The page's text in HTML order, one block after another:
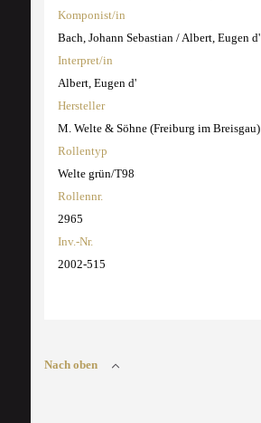
Komponist/in
Bach, Johann Sebastian / Albert, Eugen d'
Interpret/in
Albert, Eugen d'
Hersteller
M. Welte & Söhne (Freiburg im Breisgau)
Rollentyp
Welte grün/T98
Rollennr.
2965
Inv.-Nr.
2002-515
Nach oben